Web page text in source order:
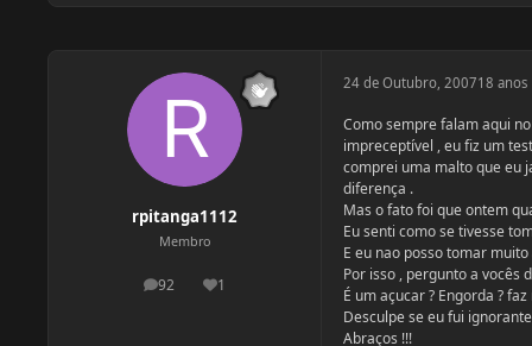
rpitanga1112
Membro
92
postagens1
Reputação
24 de Outubro, 200718 anos
Como sempre falam aqui
impreceptível , eu fiz um
comprei uma malto que eu
diferença .
Mas o fato foi que ontem
Eu senti como se tivesse
E eu nao posso tomar
Por isso , pergunto a vocês
É um açucar ? Engorda ? faz
Desculpe se eu fui
Abraços !!!